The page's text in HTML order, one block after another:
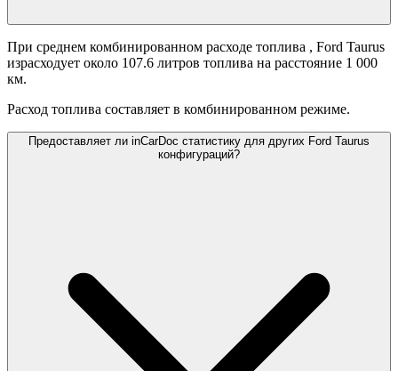
При среднем комбинированном расходе топлива , Ford Taurus
израсходует около 107.6 литров топлива на расстояние 1 000
км.
Расход топлива составляет в комбинированном режиме.
Предоставляет ли inCarDoc статистику для других Ford Taurus
конфигураций?